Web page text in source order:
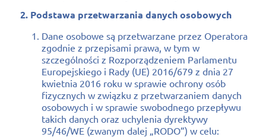
2. Podstawa przetwarzania danych osobowych
Dane osobowe są przetwarzane przez Operatora
zgodnie z przepisami prawa, w tym w
szczególności z Rozporządzeniem Parlamentu
Europejskiego i Rady (UE) 2016/679 z dnia 27
kwietnia 2016 roku w sprawie ochrony osób
fizycznych w związku z przetwarzaniem danych
osobowych i w sprawie swobodnego przepływu
takich danych oraz uchylenia dyrektywy
95/46/WE (zwanym dalej „RODO”) w celu: